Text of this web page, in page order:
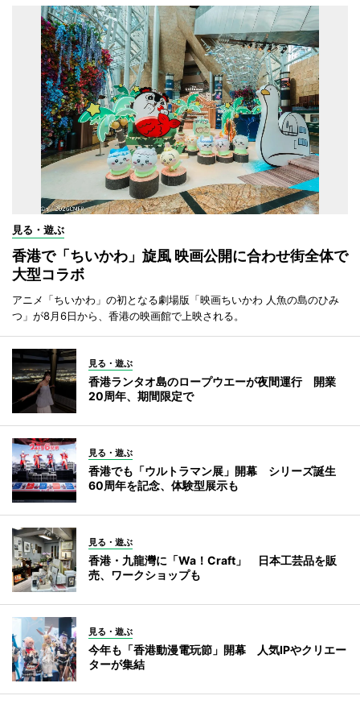
見る・遊ぶ
香港で「ちいかわ」旋風 映画公開に合わせ街全体で
大型コラボ
アニメ「ちいかわ」の初となる劇場版「映画ちいかわ 人魚の島のひみ
つ」が8月6日から、香港の映画館で上映される。
見る・遊ぶ
香港ランタオ島のロープウエーが夜間運行 開業
20周年、期間限定で
見る・遊ぶ
香港でも「ウルトラマン展」開幕 シリーズ誕生
60周年を記念、体験型展示も
見る・遊ぶ
香港・九龍灣に「Wa！Craft」 日本工芸品を販
売、ワークショップも
見る・遊ぶ
今年も「香港動漫電玩節」開幕 人気IPやクリエー
ターが集結